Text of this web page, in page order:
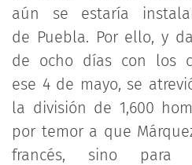
aún se estaría
de Puebla. Por ello, y
de ocho días con los
ese 4 de mayo, se
la división de 1,600
por temor a que
francés, sino para